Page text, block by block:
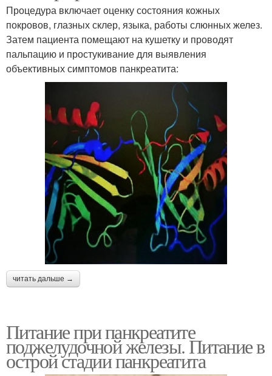
Процедура включает оценку состояния кожных
покровов, глазных склер, языка, работы слюнных желез.
Затем пациента помещают на кушетку и проводят
пальпацию и простукивание для выявления
объективных симптомов панкреатита:
читать дальше →
Питание при панкреатите
поджелудочной железы. Питание в
острой стадии панкреатита